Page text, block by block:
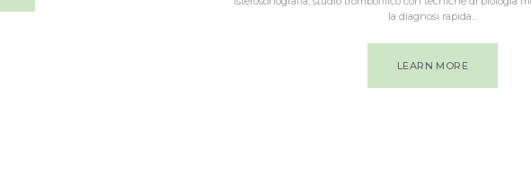
la diagnosi rapida…
LEARN MORE